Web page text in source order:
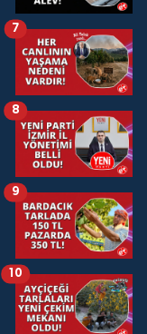
7
8
9
10